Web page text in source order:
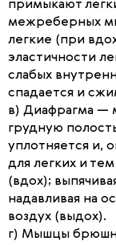
примыкают
межреберных
легкие (при
эластичности
слабых
спадается и
в) Диафрагма —
грудную
уплотняется и,
для легких и
(вдох);
надавливая на
воздух (выдох).
г) Мышцы